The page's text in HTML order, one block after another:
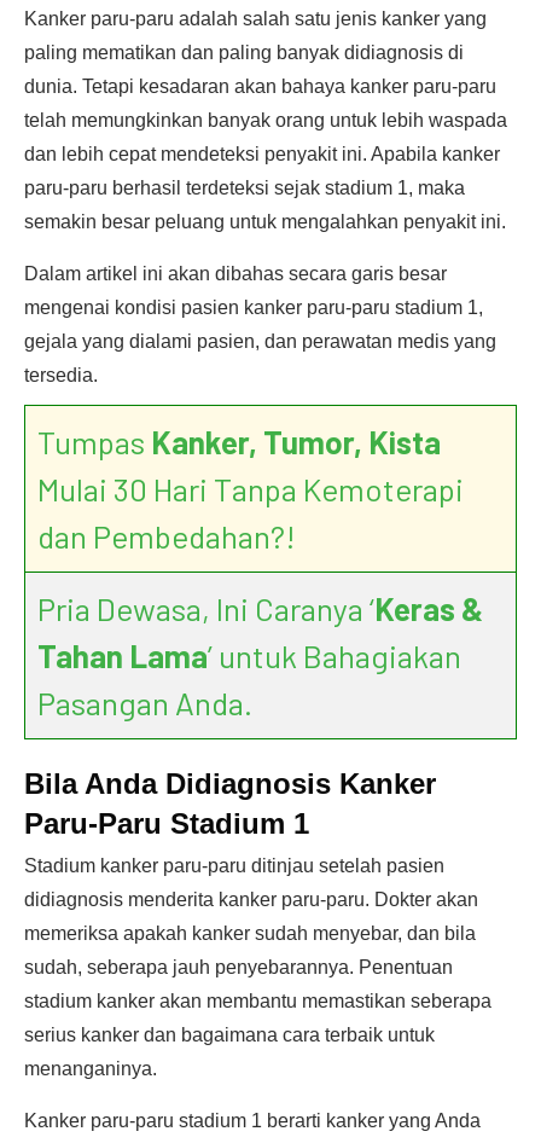
Kanker paru-paru adalah salah satu jenis kanker yang
paling mematikan dan paling banyak didiagnosis di
dunia. Tetapi kesadaran akan bahaya kanker paru-paru
telah memungkinkan banyak orang untuk lebih waspada
dan lebih cepat mendeteksi penyakit ini. Apabila kanker
paru-paru berhasil terdeteksi sejak stadium 1, maka
semakin besar peluang untuk mengalahkan penyakit ini.
Dalam artikel ini akan dibahas secara garis besar
mengenai kondisi pasien kanker paru-paru stadium 1,
gejala yang dialami pasien, dan perawatan medis yang
tersedia.
Tumpas Kanker, Tumor, Kista
Mulai 30 Hari Tanpa Kemoterapi
dan Pembedahan?!
Pria Dewasa, Ini Caranya ‘Keras &
Tahan Lama’ untuk Bahagiakan
Pasangan Anda.
Bila Anda Didiagnosis Kanker
Paru-Paru Stadium 1
Stadium kanker paru-paru ditinjau setelah pasien
didiagnosis menderita kanker paru-paru. Dokter akan
memeriksa apakah kanker sudah menyebar, dan bila
sudah, seberapa jauh penyebarannya. Penentuan
stadium kanker akan membantu memastikan seberapa
serius kanker dan bagaimana cara terbaik untuk
menanganinya.
Kanker paru-paru stadium 1 berarti kanker yang Anda